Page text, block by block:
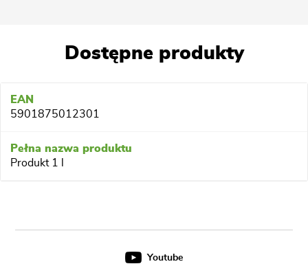
Dostępne produkty
5901875012301
Produkt 1 l
Youtube